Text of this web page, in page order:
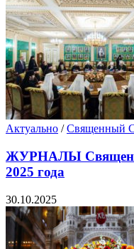
Актуально /Священный
ЖУРНАЛЫ
2025 года
30.10.2025